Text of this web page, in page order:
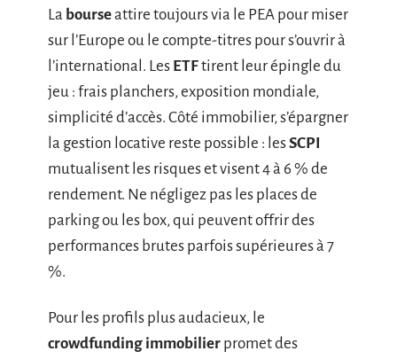
La bourseattire toujours via le PEA pour miser
sur l’Europe ou le compte-titres pour s’ouvrir à
l’international. Les ETFtirent leur épingle du
jeu : frais planchers, exposition mondiale,
simplicité d’accès. Côté immobilier, s’épargner
la gestion locative reste possible : lesSCPI
mutualisent les risques et visent 4 à 6 % de
rendement. Ne négligez pas les places de
parking ou les box, qui peuvent offrir des
performances brutes parfois supérieures à 7
%.
Pour les profils plus audacieux, le
crowdfunding immobilier promet des